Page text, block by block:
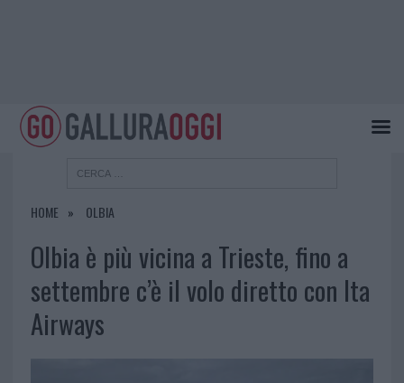
HOME OLBIA
Olbia è più vicina a Trieste, fino a
settembre c’è il volo diretto con Ita
Airways